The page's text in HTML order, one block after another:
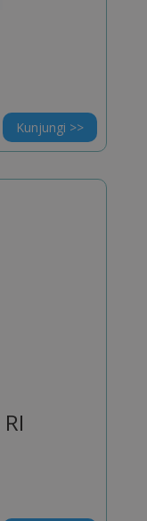
Kunjungi >>